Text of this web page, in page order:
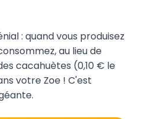
: quand vous produisez
au lieu de
cacahuètes (0,10 € le
votre Zoe ! C'est